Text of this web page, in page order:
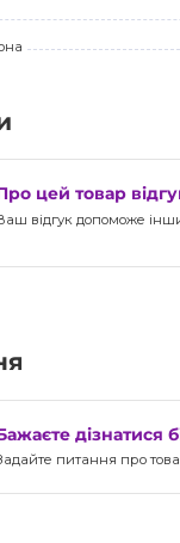
цей товар
відгук допоможе
дізнатися
питання про